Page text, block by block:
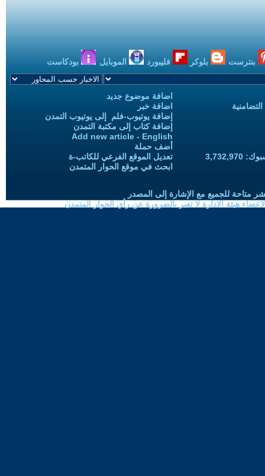
بنترست بلوكر فليبورد الموبايل بودكاست
اضافة موضوع جديد
اضافة خبر
إضافة يوتيوب-فلم إلى يوتيوب التمدن
إضافة كتاب إلى مكتبة التمدن
Add new article - English
أضف حملة
تعديل الموقع الفرعي للكاتب-ة
ابحث في موقع الحوار المتمدن
متاحة للجميع مع الإشارة إلى المصدر
هيئة الادارة لا تعبر بالضرورة عن رأي الحوار المتمدن